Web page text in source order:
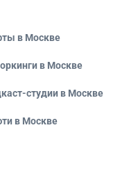
в Москве
в Москве
студии в Москве
в Москве